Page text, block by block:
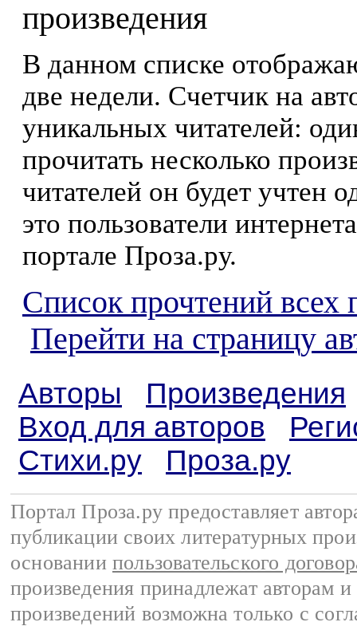
произведения
В данном списке
две недели. Счетчик на
уникальных читателей:
прочитать несколько
читателей он будет учтен
это пользователи
портале Проза.ру.
Список прочтений всех
Перейти на страницу
Авторы
Произведения
Вход для авторов
Стихи.ру
Проза.ру
Портал Проза.ру предоставляет
публикации своих литературных
основании пользовательского
произведения принадлежат авторам
произведений возможна только с